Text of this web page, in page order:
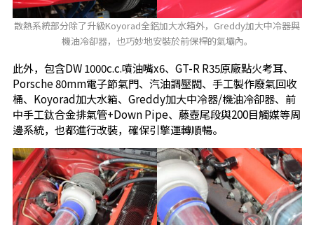
散熱系統部分除了升級Koyorad全鋁加大水箱外，Greddy加大中冷器與
機油冷卻器，也巧妙地安裝於前保桿的氣壩內。
此外，包含DW 1000c.c.噴油嘴x6、GT-R R35原廠點火考耳、
Porsche 80mm電子節氣門、汽油調壓閥、手工製作廢氣回收
桶、Koyorad加大水箱、Greddy加大中冷器/機油冷卻器、前
中手工鈦合金排氣管+Down Pipe、藤壺尾段與200目觸媒等周
邊系統，也都進行改裝，確保引擎運轉順暢。